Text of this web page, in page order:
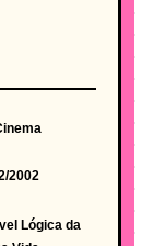
2002
Lógica da